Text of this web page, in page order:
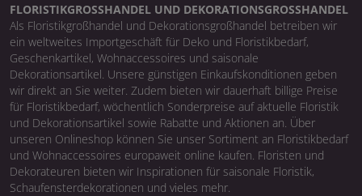
FLORISTIKGROSSHANDEL UND DEKORATIONSGROSSHANDEL
Als Floristikgroßhandel und Dekorationsgroßhandel betreiben wir
ein weltweites Importgeschäft für Deko und Floristikbedarf,
Geschenkartikel, Wohnaccessoires und saisonale
Dekorationsartikel. Unsere günstigen Einkaufskonditionen geben
wir direkt an Sie weiter. Zudem bieten wir dauerhaft billige Preise
für Floristikbedarf, wöchentlich Sonderpreise auf aktuelle Floristik
und Dekorationsartikel sowie Rabatte und Aktionen an. Über
unseren Onlineshop können Sie unser Sortiment an Floristikbedarf
und Wohnaccessoires europaweit online kaufen. Floristen und
Dekorateuren bieten wir Inspirationen für saisonale Floristik,
Schaufensterdekorationen und vieles mehr.